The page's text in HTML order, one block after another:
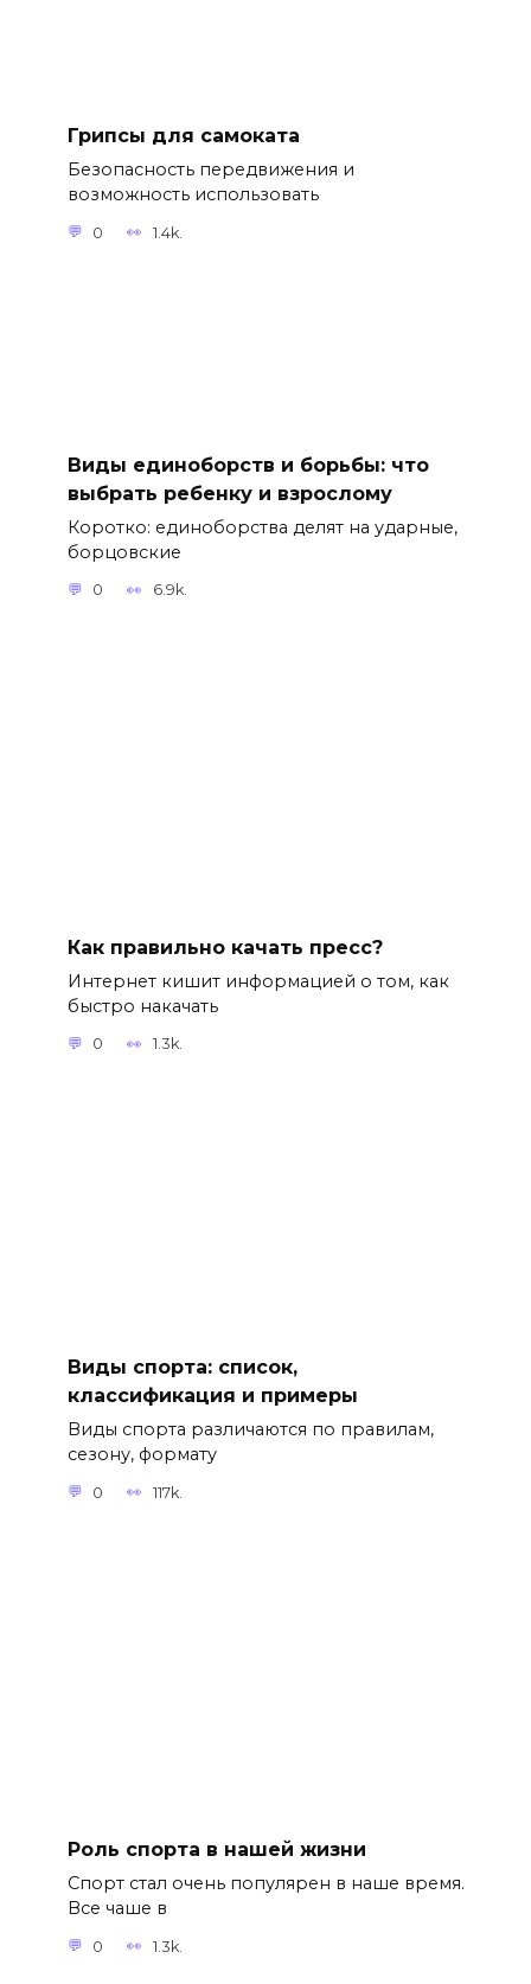
Грипсы для самоката
Безопасность передвижения и
возможность использовать
0 1.4k.
Виды единоборств и борьбы: что
выбрать ребенку и взрослому
Коротко: единоборства делят на ударные,
борцовские
0 6.9k.
Как правильно качать пресс?
Интернет кишит информацией о том, как
быстро накачать
0 1.3k.
Виды спорта: список,
классификация и примеры
Виды спорта различаются по правилам,
сезону, формату
0 117k.
Роль спорта в нашей жизни
Спорт стал очень популярен в наше время.
Все чаше в
0 1.3k.